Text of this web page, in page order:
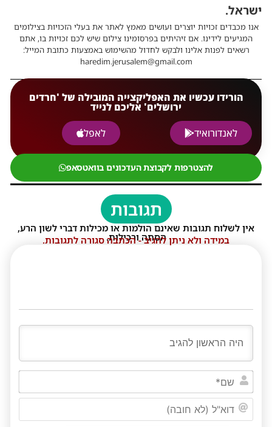
ישראל.
אנו מכבדים זכויות יוצרים ועושים מאמץ לאתר את בעלי הזכויות בצילומים
המגיעים לידינו. אם זיהיתים בפרסומינו צילום שיש לכם זכויות בו, אתם
רשאים לפנות אלינו ולבקש לחדול מהשימוש באמצעות כתובת המייל:
haredim.jerusalem@gmail.com
הורידו עכשיו את האפליקצייה המובילה של 'חרדים
ירושלים' אליכם לנייד
לאנדורואיד
לאפל
להצטרפות לקבוצת העדכונים בוואטסאפ
תגובות
אין לשלוח תגובות שאינם הולמות או מכילות דברי לשון הרע,
הסתה ורכילות.
במידה ולא ניתן להגיב - הכתבה סגורה לתגובות.